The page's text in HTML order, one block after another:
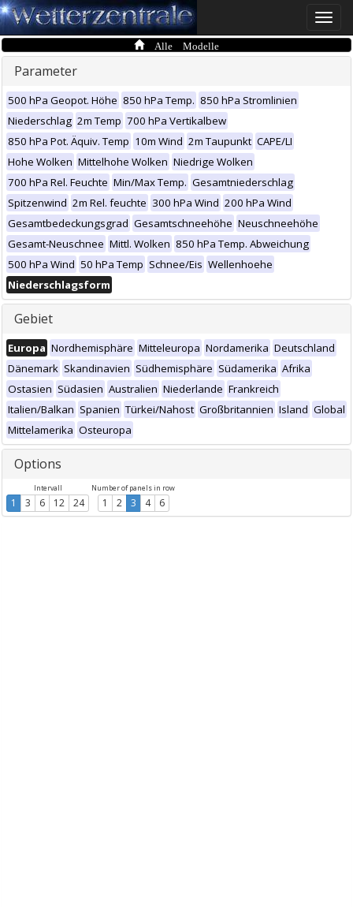
Toggle
Alle Modelle
Parameter
500 hPa Geopot. Höhe 850 hPa Temp. 850 hPa Stromlinien
Niederschlag 2m Temp 700 hPa Vertikalbew
850 hPa Pot. Äquiv. Temp 10m Wind 2m Taupunkt CAPE/LI
Hohe Wolken Mittelhohe Wolken Niedrige Wolken
700 hPa Rel. Feuchte Min/Max Temp. Gesamtniederschlag
Spitzenwind 2m Rel. feuchte 300 hPa Wind 200 hPa Wind
Gesamtbedeckungsgrad Gesamtschneehöhe Neuschneehöhe
Gesamt-Neuschnee Mittl. Wolken 850 hPa Temp. Abweichung
500 hPa Wind 50 hPa Temp Schnee/Eis Wellenhoehe
Niederschlagsform
Gebiet
Europa Nordhemisphäre Mitteleuropa Nordamerika Deutschland
Dänemark Skandinavien Südhemisphäre Südamerika Afrika
Ostasien Südasien Australien Niederlande Frankreich
Italien/Balkan Spanien Türkei/Nahost Großbritannien Island Global
Mittelamerika Osteuropa
Options
Intervall
1 3 6 12 24
Number of panels in row
1 2 3 4 6